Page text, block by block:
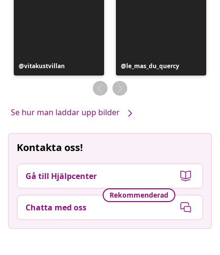
Inlägg
publicerat
vitakustvillan
Inlägg
publicerat
av
le_mas_du_quercy
Se hur man laddar upp bilder
Kontakta oss!
Gå till Hjälpcenter
Rekommenderad
Chatta med oss